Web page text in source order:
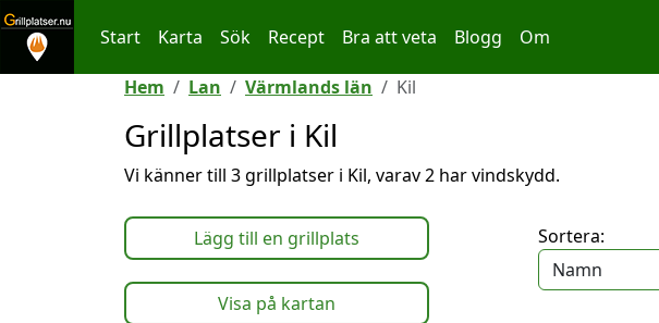
Hoppa till innehållet
Start Karta Sök Recept Bra att veta Blogg Om
Hem Lan Värmlands län Kil
Grillplatser i Kil
Vi känner till 3 grillplatser i Kil, varav 2 har vindskydd.
Lägg till en grillplats
Visa på kartan
Sortera: